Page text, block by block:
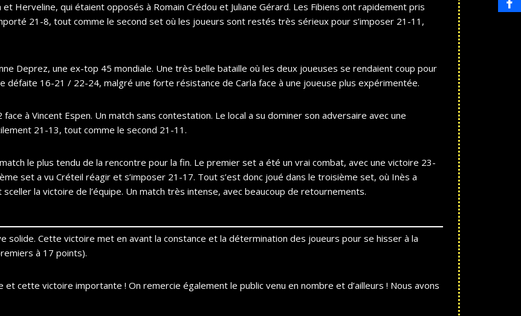
Herveline, qui étaient opposés à Romain Crédou et Juliane Gérard. Les Fibiens ont rapidement pris
21-8, tout comme le second set où les joueurs sont restés très sérieux pour s’imposer 21-11,
Deprez, une ex-top 45 mondiale. Une très belle bataille où les deux joueuses se rendaient coup pour
défaite 16-21 / 22-24, malgré une forte résistance de Carla face à une joueuse plus expérimentée.
à Vincent Espen. Un match sans contestation. Le local a su dominer son adversaire avec une
21-13, tout comme le second 21-11.
le plus tendu de la rencontre pour la fin. Le premier set a été un vrai combat, avec une victoire 23-
set a vu Créteil réagir et s’imposer 21-17. Tout s’est donc joué dans le troisième set, où Inès a
la victoire de l’équipe. Un match très intense, avec beaucoup de retournements.
solide. Cette victoire met en avant la constance et la détermination des joueurs pour se hisser à la
à 17 points).
cette victoire importante ! On remercie également le public venu en nombre et d’ailleurs ! Nous avons